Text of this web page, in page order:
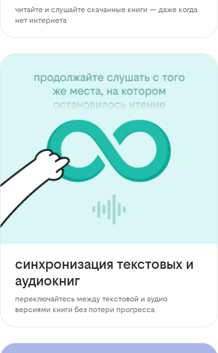
читайте и слушайте скачанные книги — даже когда
нет интернета
синхронизация текстовых и
аудиокниг
переключайтесь между текстовой и аудио
версиями книги без потери прогресса